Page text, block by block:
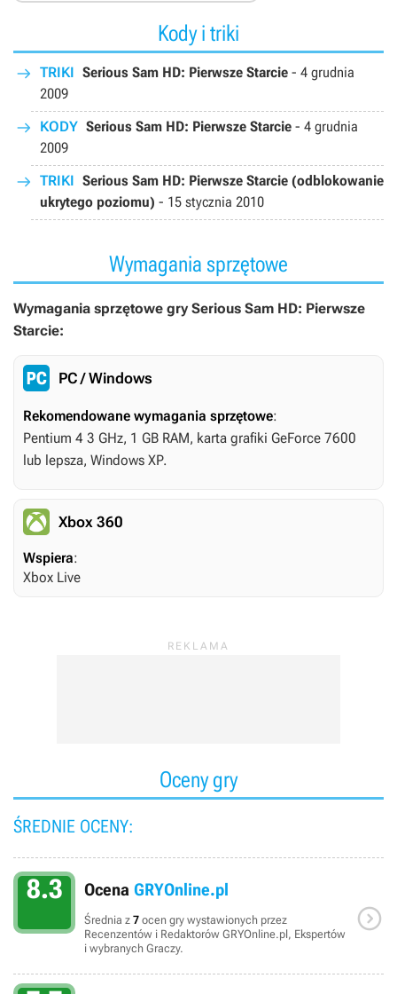
Kody i triki
TRIKI Serious Sam HD: Pierwsze Starcie - 4 grudnia
2009
KODY Serious Sam HD: Pierwsze Starcie - 4 grudnia
2009
TRIKI Serious Sam HD: Pierwsze Starcie (odblokowanie
ukrytego poziomu) - 15 stycznia 2010
Wymagania sprzętowe
Wymagania sprzętowe gry Serious Sam HD: Pierwsze
Starcie:
PC / Windows
Rekomendowane wymagania sprzętowe:
Pentium 4 3 GHz, 1 GB RAM, karta grafiki GeForce 7600
lub lepsza, Windows XP.
Xbox 360
Wspiera:
Xbox Live
Oceny gry
ŚREDNIE OCENY:
8.3 Ocena GRYOnline.pl
Średnia z 7 ocen gry wystawionych przez
Recenzentów i Redaktorów GRYOnline.pl, Ekspertów
i wybranych Graczy.
